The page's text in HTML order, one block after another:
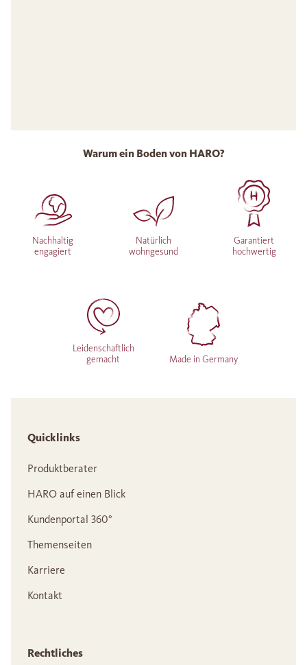
Warum ein Boden von HARO?
Nachhaltig
engagiert
Natürlich
wohngesund
Garantiert
hochwertig
Leidenschaftlich
gemacht
Made in Germany
Quicklinks
Produktberater
HARO auf einen Blick
Kundenportal 360°
Themenseiten
Karriere
Kontakt
Rechtliches